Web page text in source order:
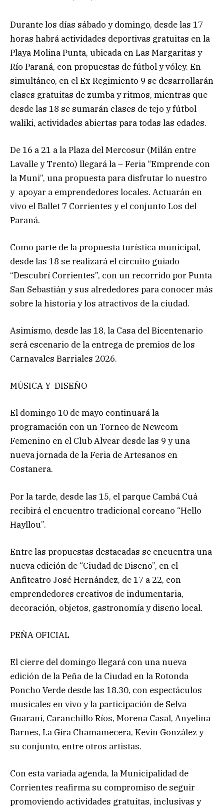
Durante los días sábado y domingo, desde las 17
horas habrá actividades deportivas gratuitas en la
Playa Molina Punta, ubicada en Las Margaritas y
Río Paraná, con propuestas de fútbol y vóley. En
simultáneo, en el Ex Regimiento 9 se desarrollarán
clases gratuitas de zumba y ritmos, mientras que
desde las 18 se sumarán clases de tejo y fútbol
waliki, actividades abiertas para todas las edades.
De 16 a 21 a la Plaza del Mercosur (Milán entre
Lavalle y Trento) llegará la – Feria “Emprende con
la Muni”, una propuesta para disfrutar lo nuestro
y apoyar a emprendedores locales. Actuarán en
vivo el Ballet 7 Corrientes y el conjunto Los del
Paraná.
Como parte de la propuesta turística municipal,
desde las 18 se realizará el circuito guiado
“Descubrí Corrientes”, con un recorrido por Punta
San Sebastián y sus alrededores para conocer más
sobre la historia y los atractivos de la ciudad.
Asimismo, desde las 18, la Casa del Bicentenario
será escenario de la entrega de premios de los
Carnavales Barriales 2026.
MÚSICA Y DISEÑO
El domingo 10 de mayo continuará la
programación con un Torneo de Newcom
Femenino en el Club Alvear desde las 9 y una
nueva jornada de la Feria de Artesanos en
Costanera.
Por la tarde, desde las 15, el parque Cambá Cuá
recibirá el encuentro tradicional coreano “Hello
Hayllou”.
Entre las propuestas destacadas se encuentra una
nueva edición de “Ciudad de Diseño”, en el
Anfiteatro José Hernández, de 17 a 22, con
emprendedores creativos de indumentaria,
decoración, objetos, gastronomía y diseño local.
PEÑA OFICIAL
El cierre del domingo llegará con una nueva
edición de la Peña de la Ciudad en la Rotonda
Poncho Verde desde las 18.30, con espectáculos
musicales en vivo y la participación de Selva
Guaraní, Caranchillo Ríos, Morena Casal, Anyelina
Barnes, La Gira Chamamecera, Kevin González y
su conjunto, entre otros artistas.
Con esta variada agenda, la Municipalidad de
Corrientes reafirma su compromiso de seguir
promoviendo actividades gratuitas, inclusivas y